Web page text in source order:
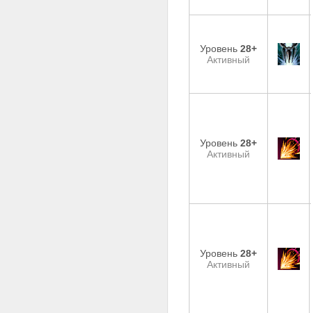
Уровень 28+
Активный
Уровень 28+
Активный
Уровень 28+
Активный